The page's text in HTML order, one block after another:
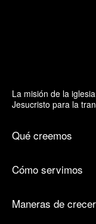
La misión de la
Jesucristo para la
Qué creemos
Cómo servimos
Maneras de crecer